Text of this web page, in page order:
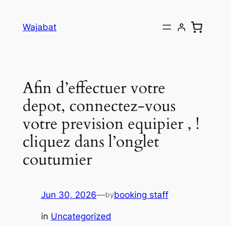
Wajabat
Afin d’effectuer votre
depot, connectez-vous
votre prevision equipier , !
cliquez dans l’onglet
coutumier
Jun 30, 2026—bybooking staff
in Uncategorized